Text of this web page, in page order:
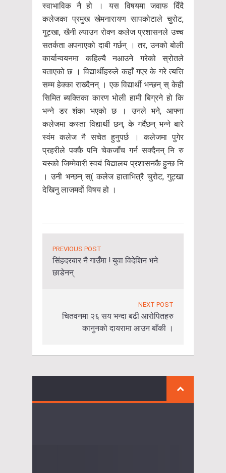
स्वाभाविक नै हो । यस विषयमा जवाफ दिँदै
कलेजका प्रमुख खेमनारायण सापकोटाले चुरोट,
गुट्खा, खैनी ल्याउन रोक्न कलेज प्रशासनले उच्च
सतर्कता अपनाएको दाबी गर्छन् । तर, उनको बोली
कार्यान्वयनमा कहिल्यै नआउने गरेको स्रोतले
बताएको छ । विद्यार्थीहरुले कहाँ गएर के गरे त्यत्ति
सम्म हेक्का राख्दैनन् । एक विद्यार्थी भन्छन् स् केही
सिमित ब्यक्तिका कारण भोली हामी बिग्रने हो कि
भन्ने डर शंका भएको छ । उनले भने, आफ्ना
कलेजमा कस्ता विद्यार्थी छन्, के गर्दैछन् भन्ने बारे
स्वंम कलेज नै सचेत हुनुपर्छ । कलेजमा पुगेर
प्रहरीले पक्कै पनि चेकजाँच गर्न सक्दैनन् नि रु
यस्को जिम्मेवारी स्वयं बिद्यालय प्रशासनकै हुन्छ नि
। उनी भन्छन् स्( कलेज हाताभित्रै चुरोट, गुट्खा
देखिनु लाजमर्दो विषय हो ।
PREVIOUS POST
सिंहदरबार नै गाउँमा ! युवा विदेशिन भने
छाडेनन्
NEXT POST
चितवनमा २६ सय भन्दा बढी आरोपितहरु
कानुनको दायरामा आउन बाँकी ।